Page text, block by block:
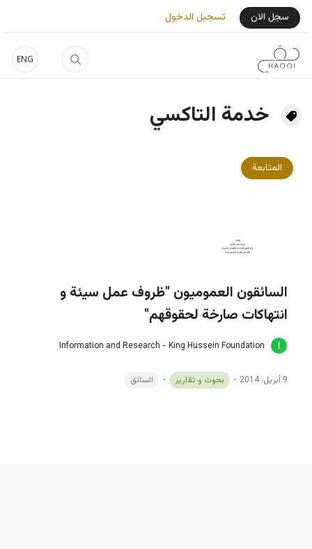
تجاوز إلى المحتوى الرئيسي
ENG
User Login Menu
سجل الان تسجيل الدخول
خدمة التاكسي
المتابعة
السائقون العموميون "ظروف عمل سيئة و
انتهاكات صارخة لحقوقهم"
Information and Research - King Hussein Foundation
9 أبريل، 2014 بحوث و تقارير السائق